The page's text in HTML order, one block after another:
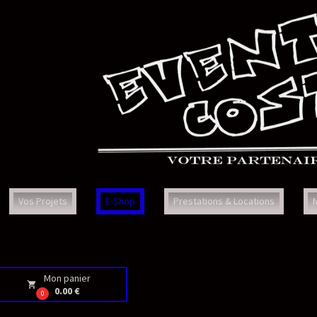
Prestations & Locations Nous Contacter Faq